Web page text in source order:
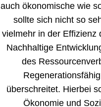
auch ökonomische wie
sollte sich nicht so
vielmehr in der Effizienz
Nachhaltige
des
überschreitet. Hierbei
Ökonomie und